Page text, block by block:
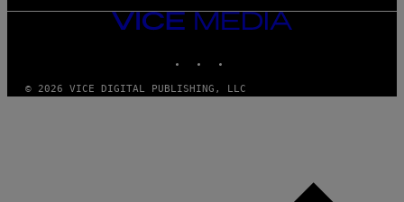
VICE
© 2026 VICE DIGITAL PUBLISHING, LLC